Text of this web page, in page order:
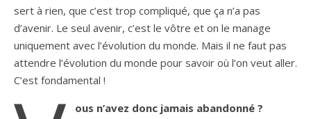
sert à rien, que c’est trop compliqué, que ça n’a pas
d’avenir. Le seul avenir, c’est le vôtre et on le manage
uniquement avec l’évolution du monde. Mais il ne faut pas
attendre l’évolution du monde pour savoir où l’on veut aller.
C’est fondamental !
ous n’avez donc jamais abandonné ?